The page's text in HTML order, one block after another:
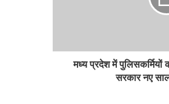
मध्य प्रदेश में पुलिसकर्मियों
सरकार नए